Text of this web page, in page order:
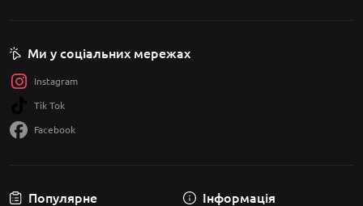
Популярне Інформація
Ми у соціальних мережах
Instagram
Tik Tok
Facebook